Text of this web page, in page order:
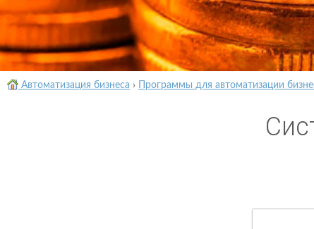
Автоматизация бизнеса › Программы для автоматизации